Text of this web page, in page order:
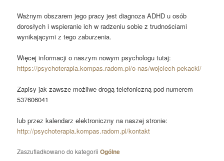
Ważnym obszarem jego pracy jest diagnoza ADHD u osób
dorosłych i wspieranie ich w radzeniu sobie z trudnościami
wynikającymi z tego zaburzenia.
Więcej informacji o naszym nowym psychologu tutaj:
https://psychoterapia.kompas.radom.pl/o-nas/wojciech-pekacki/
Zapisy jak zawsze możliwe drogą telefoniczną pod numerem
537606041
lub przez kalendarz elektroniczny na naszej stronie:
http://psychoterapia.kompas.radom.pl/kontakt
Zaszufladkowano do kategorii Ogólne